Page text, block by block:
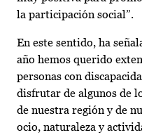
la participación social”.
En este sentido, ha
año hemos querido
personas con
disfrutar de algunos de
de nuestra región y de
ocio, naturaleza y